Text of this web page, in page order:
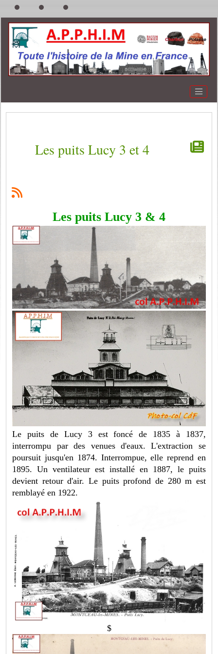
Les puits Lucy 3 et 4
Les puits Lucy 3 & 4
Le puits de Lucy 3 est foncé de 1835 à 1837,
interrompu par des venues d'eaux. L'extraction se
poursuit jusqu'en 1874. Interrompue, elle reprend en
1895. Un ventilateur est installé en 1887, le puits
devient retour d'air. Le puits profond de 280 m est
remblayé en 1922.
$